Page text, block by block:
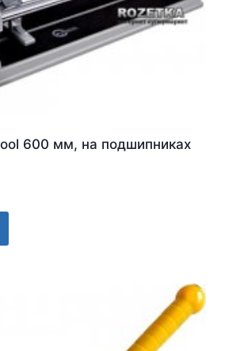
600 мм, на подшипниках